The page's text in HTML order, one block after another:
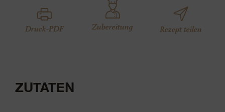
Druck-PDF Zubereitung Rezept teilen
ZUTATEN